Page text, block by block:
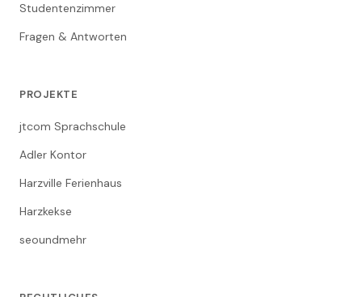
Studentenzimmer
Fragen & Antworten
PROJEKTE
jtcom Sprachschule
Adler Kontor
Harzville Ferienhaus
Harzkekse
seoundmehr